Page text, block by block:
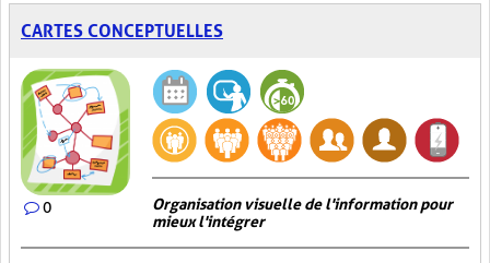
CARTES CONCEPTUELLES
0
Organisation visuelle de l'information pour
mieux l'intégrer